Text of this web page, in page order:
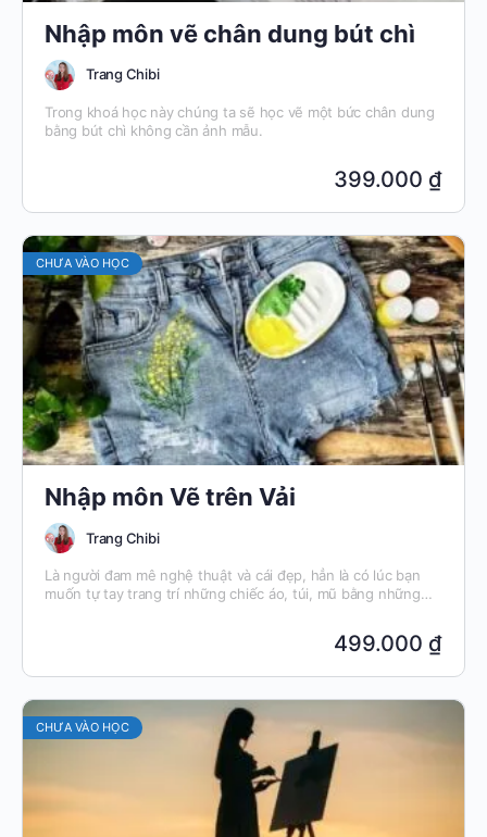
Nhập môn vẽ chân dung bút chì
Trang Chibi
Trong khoá học này chúng ta sẽ học vẽ một bức chân dung
bằng bút chì không cần ảnh mẫu.
399.000 ₫
CHƯA VÀO HỌC
Nhập môn Vẽ trên Vải
Trang Chibi
Là người đam mê nghệ thuật và cái đẹp, hẳn là có lúc bạn
muốn tự tay trang trí những chiếc áo, túi, mũ bằng những
mình sẽ hướng dẫn các bạn những kỹ thuật để vẽ trên vải
499.000 ₫
CHƯA VÀO HỌC